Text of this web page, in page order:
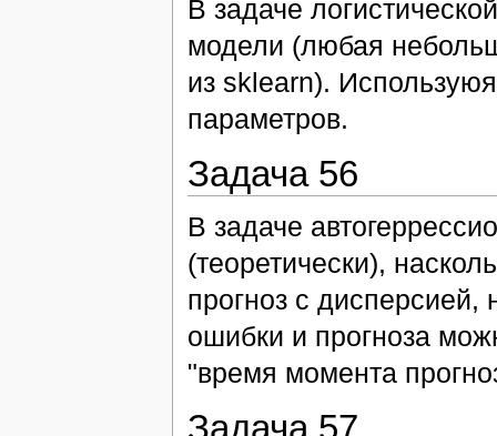
В задаче
модели (любая
из sklearn).
параметров.
Задача 56
В задаче
(теоретически),
прогноз с
ошибки и прогноза
"время момента